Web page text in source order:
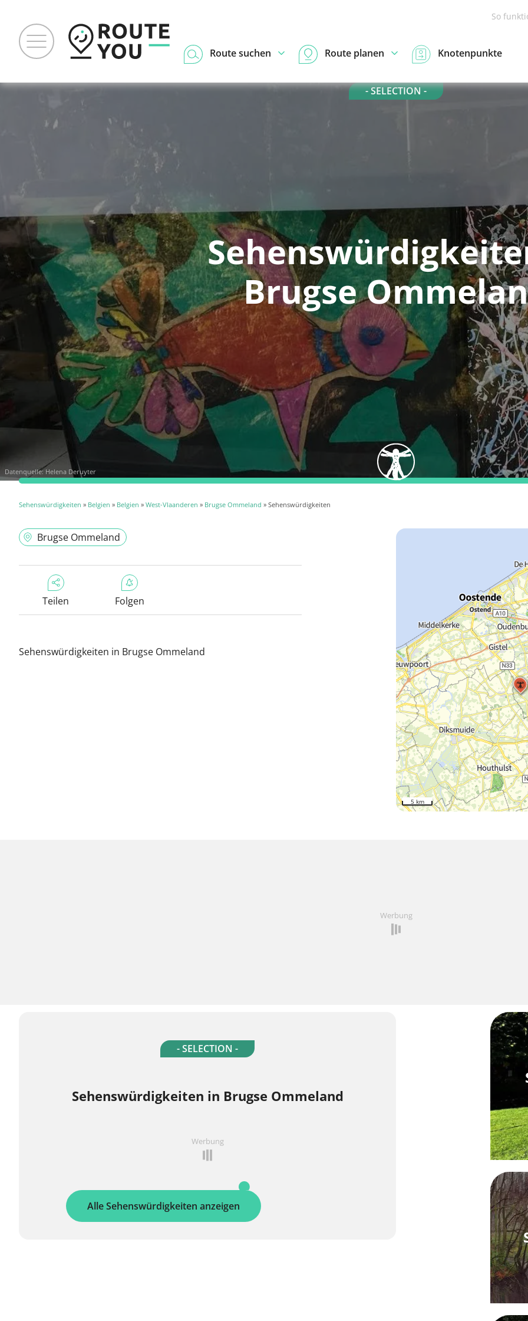
So
Route suchen Route planen Knotenpunkte
- SELECTION -
Brugse
Datenquelle: Helena Deruyter
Sehenswürdigkeiten » Belgien » Belgien » West-Vlaanderen » Brugse Ommeland » Sehenswürdigkeiten
Brugse Ommeland
Teilen Folgen
Sehenswürdigkeiten in Brugse Ommeland
5 km
Werbung
- SELECTION -
Sehenswürdigkeiten in Brugse Ommeland
Werbung
Alle Sehenswürdigkeiten anzeigen